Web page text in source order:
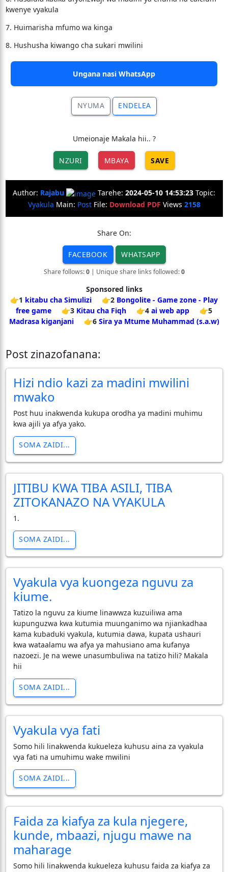
kwenye vyakula
7. Huimarisha mfumo wa kinga
8. Hushusha kiwango cha sukari mwilini
Ungana nasi WhatsApp
NYUMA ENDELEA
Umeionaje Makala hii.. ?
NZURI MBAYA SAVE
Author: Rajabu Tarehe: 2024-05-10 14:53:23 Topic:
Vyakula Main: PostFile: Download PDF Views 2158
Share On:
FACEBOOK WHATSAPP
Share follows:0| Unique share links followed:0
Sponsored links
👉1 kitabu cha Simulizi 👉2 Bongolite - Game zone - Play
free game
👉3 Kitau cha Fiqh 👉4 ai web app
👉5
Madrasa kiganjani
👉6 Sira ya Mtume Muhammad (s.a.w)
Post zinazofanana:
Hizi ndio kazi za madini mwilini
mwako
Post huu inakwenda kukupa orodha ya madini muhimu
kwa ajili ya afya yako.
SOMA ZAIDI...
JITIBU KWA TIBA ASILI, TIBA
ZITOKANAZO NA VYAKULA
1.
SOMA ZAIDI...
Vyakula vya kuongeza nguvu za
kiume.
Tatizo la nguvu za kiume linawwza kuzuiliwa ama
kupunguzwa kwa kutumia muunganimo wa njiankadhaa
kama kubaduki vyakula, kutumia dawa, kupata ushauri
kwa wataalamu wa afya ya mahusiano ama kufanya
nazoezi. Je na wewe unasumbuliwa na tatizo hili? Makala
hii
SOMA ZAIDI...
Vyakula vya fati
Somo hili linakwenda kukueleza kuhusu aina za vyakula
vya fati na umuhimu wake mwilini
SOMA ZAIDI...
Faida za kiafya za kula njegere,
kunde, mbaazi, njugu mawe na
maharage
Somo hili linakwenda kukueleza kuhusu faida za kiafya za